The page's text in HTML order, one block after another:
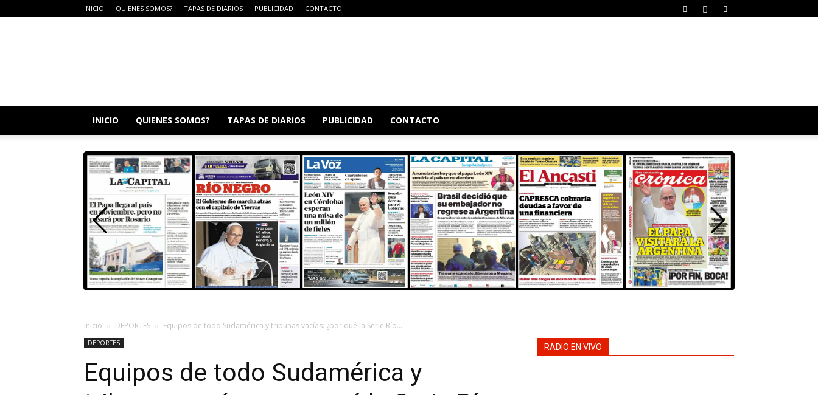
INICIO QUIENES SOMOS? TAPAS DE DIARIOS PUBLICIDAD CONTACTO
INICIO QUIENES SOMOS? TAPAS DE DIARIOS PUBLICIDAD CONTACTO
Inicio DEPORTES Equipos de todo Sudamérica y tribunas vacías: ¿por qué la Serie Río...
DEPORTES
Equipos de todo Sudamérica y
RADIO EN VIVO